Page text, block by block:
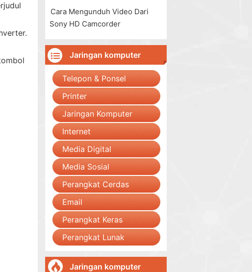
Cara Mengunduh Video Dari
Sony HD Camcorder
Jaringan komputer
Telepon & Ponsel
Printer
Jaringan Komputer
Internet
Media Digital
Media Sosial
Perangkat Cerdas
Email
Perangkat Keras
Perangkat Lunak
Jaringan komputer